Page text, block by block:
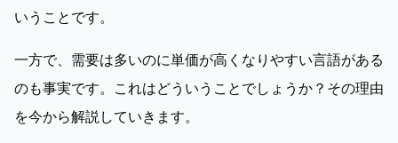
いうことです。
一方で、需要は多いのに単価が高くなりやすい言語がある
のも事実です。これはどういうことでしょうか？その理由
を今から解説していきます。